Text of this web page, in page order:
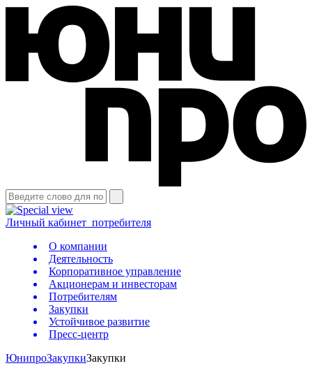
Личный кабинет потребителя
О компании
Деятельность
Корпоративное управление
Акционерам и инвесторам
Потребителям
Закупки
Устойчивое развитие
Пресс-центр
ЮнипроЗакупкиЗакупки